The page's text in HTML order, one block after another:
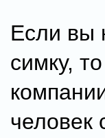
Если вы
симку,
человек